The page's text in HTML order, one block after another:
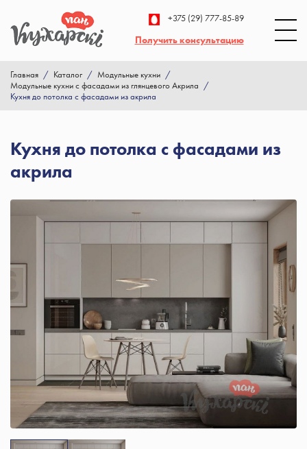
+375 (29) 777-85-89
Получить консультацию
Главная / Каталог / Модульные кухни /
Модульные кухни с фасадами из глянцевого Акрила /
Кухня до потолка с фасадами из акрила
Кухня до потолка с фасадами из
акрила